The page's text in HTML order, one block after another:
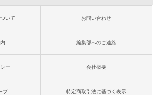
いて お問い合わせ
編集部へのご連絡
ー 会社概要
プ 特定商取引法に基づく表示